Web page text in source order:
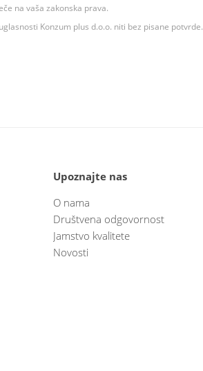
na vaša zakonska prava.
Konzum plus d.o.o. niti bez pisane potvrde.
Upoznajte nas
O nama
Društvena odgovornost
Jamstvo kvalitete
Novosti